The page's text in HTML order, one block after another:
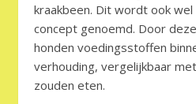
kraakbeen. Dit wordt ook wel
concept genoemd. Door
honden voedingsstoffen
verhouding, vergelijkbaar
zouden eten.